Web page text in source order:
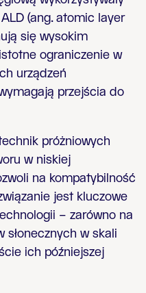
(ang. atomic layer
się wysokim
ograniczenie w
urządzeń
przejścia do
próżniowych
w niskiej
na kompatybilność
jest kluczowe
– zarówno na
słonecznych w skali
ich późniejszej